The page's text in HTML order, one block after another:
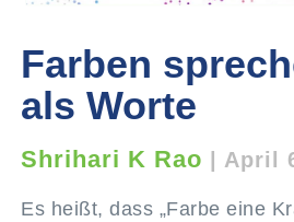
Farben
als Worte
Shrihari K Rao April
Es heißt, dass „Farbe eine